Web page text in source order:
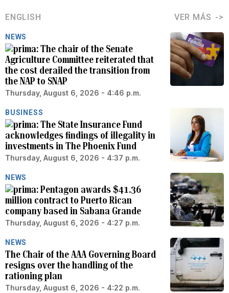
ENGLISH VER MÁS
NEWS
The chair of the Senate
Agriculture Committee reiterated that
the cost derailed the transition from
the NAP to SNAP
Thursday, August 6, 2026 - 4:46 p.m.
BUSINESS
The State Insurance Fund
acknowledges findings of illegality in
investments in The Phoenix Fund
Thursday, August 6, 2026 - 4:37 p.m.
NEWS
Pentagon awards $41.36
million contract to Puerto Rican
company based in Sabana Grande
Thursday, August 6, 2026 - 4:27 p.m.
NEWS
The Chair of the AAA Governing Board
resigns over the handling of the
rationing plan
Thursday, August 6, 2026 - 4:22 p.m.